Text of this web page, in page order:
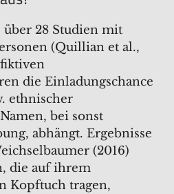
28 Studien mit
(Quillian et al.,
fiktiven
die Einladungschance
ethnischer
bei sonst
abhängt. Ergebnisse
(2016)
die auf ihrem
Kopftuch tragen,